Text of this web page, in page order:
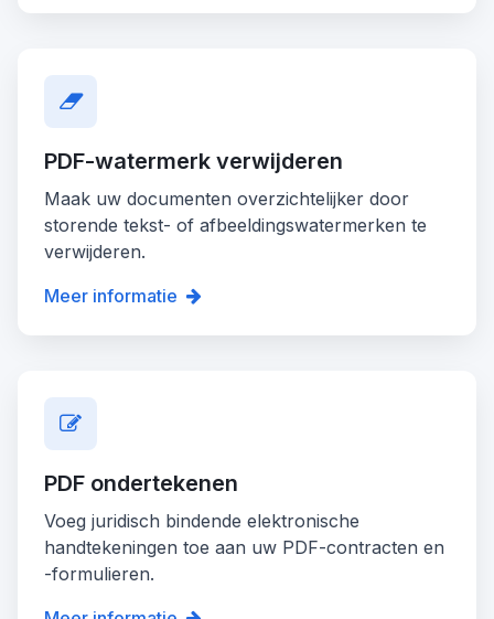
PDF-watermerk verwijderen
Maak uw documenten overzichtelijker door
storende tekst- of afbeeldingswatermerken te
verwijderen.
Meer informatie
PDF ondertekenen
Voeg juridisch bindende elektronische
handtekeningen toe aan uw PDF-contracten en
-formulieren.